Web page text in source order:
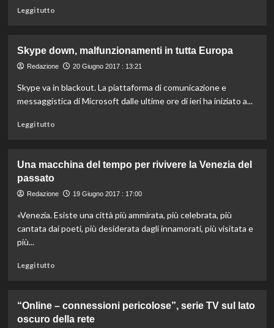
Leggi tuttoLeggi
“Google
for
la
nuova
per
Skype down, malfunzionamenti in tutta Europa
Redazione 20 Giugno 2017 : 13:21
Skype va in blackout. La piattaforma di comunicazione e
messaggistica di Microsoft dalle ultime ore di ieri ha iniziato a...
Leggi tuttoLeggi
Skype
down,
malfunzionamenti
tutta
Europa
Una macchina del tempo per rivivere la Venezia del
passato
Redazione 19 Giugno 2017 : 17:00
«Venezia. Esiste una città più ammirata, più celebrata, più
cantata dai poeti, più desiderata dagli innamorati, più visitata e
più...
Leggi tuttoLeggi
Una
macchina
“Online – connessioni pericolose”, serie TV sul lato
oscuro della rete